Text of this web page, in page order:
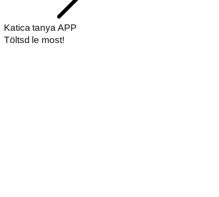
Katica tanya APP
Töltsd le most!